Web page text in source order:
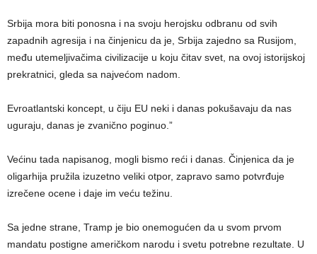
Srbija mora biti ponosna i na svoju herojsku odbranu od svih
zapadnih agresija i na činjenicu da je, Srbija zajedno sa Rusijom,
među utemeljivačima civilizacije u koju čitav svet, na ovoj istorijskoj
prekratnici, gleda sa najvećom nadom.
Evroatlantski koncept, u čiju EU neki i danas pokušavaju da nas
uguraju, danas je zvanično poginuo.”
Većinu tada napisanog, mogli bismo reći i danas. Činjenica da je
oligarhija pružila izuzetno veliki otpor, zapravo samo potvrđuje
izrečene ocene i daje im veću težinu.
Sa jedne strane, Tramp je bio onemogućen da u svom prvom
mandatu postigne američkom narodu i svetu potrebne rezultate. U